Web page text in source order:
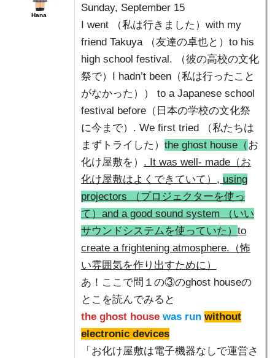
Hana
Sunday, September 15
I went （私は行きました）with my
friend Takuya （友達の卓也と）to his
high school festival. （彼の高校の文化
祭で）I hadn’t been（私は行ったこと
がなかった）） to a Japanese school
festival before（日本の学校の文化祭
に今まで）. We first tried （私たちは
まずトライした） the ghost house（お
化け屋敷を） . It was well- made（お
化け屋敷はよくできていて）, using
projectors （プロジェクターを使っ
て）and a good sound system （いい
サウンドシステムを使っていた） to
create a frightening atmosphere.（怖
い雰囲気を作り出すために）
あ！ここで問１の③のghost houseの
とこを読んでみると
the ghost house was run without
electronic devices
「お化け屋敷は電子機器なしで運営さ